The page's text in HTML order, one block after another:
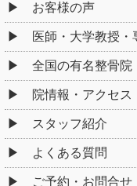
お客様の声
医師・大学教授
全国の有名整骨院
院情報・アクセス
スタッフ紹介
よくある質問
ご予約・お問合せ